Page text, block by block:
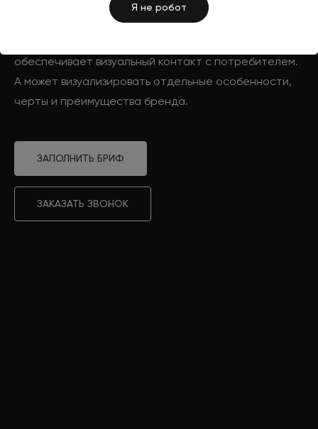
Я не робот
обеспечивает визуальный контакт с потребителем.
А может визуализировать отдельные особенности,
черты и преимущества бренда.
ЗАПОЛНИТЬ БРИФ
ЗАКАЗАТЬ ЗВОНОК